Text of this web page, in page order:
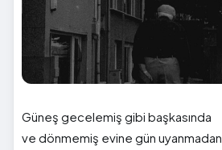
Güneş gecelemiş gibi başkasında
ve dönmemiş evine gün uyanmadan